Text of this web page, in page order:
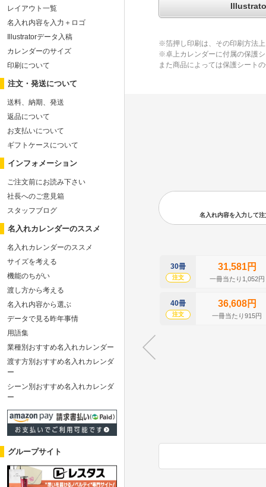
※箔押し印刷は、その印刷方法
※卓上カレンダーに付属の保護
また商品によっては保護シート
名入れ内容を入力して
30冊
注文
31,581円
一冊当たり1,052円
40冊
注文
36,608円
一冊当たり915円
レイアウト一覧
名入れ内容を入力＋ロゴ
Illustratorデータ入稿
カレンダーのサイズ
印刷について
注文・発送について
送料、納期、発送
返品について
お支払いについて
ギフトケースについて
インフォメーション
ご注文前にお読み下さい
社長へのご意見箱
スタッフブログ
名入れカレンダーのススメ
名入れカレンダーのススメ
サイズを考える
機能のちがい
渡し方から考える
名入れ内容から選ぶ
データで見る昨年事情
用語集
業種別おすすめ名入れカレンダー
渡す方別おすすめ名入れカレンダ
ー
シーン別おすすめ名入れカレンダ
ー
グループサイト